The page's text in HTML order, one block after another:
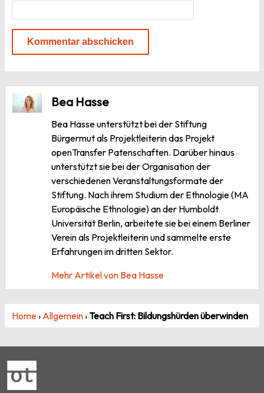
Bea Hasse
Bea Hasse unterstützt bei der Stiftung
Bürgermut als Projektleiterin das Projekt
openTransfer Patenschaften. Darüber hinaus
unterstützt sie bei der Organisation der
verschiedenen Veranstaltungsformate der
Stiftung. Nach ihrem Studium der Ethnologie (MA
Europäische Ethnologie) an der Humboldt
Universität Berlin, arbeitete sie bei einem Berliner
Verein als Projektleiterin und sammelte erste
Erfahrungen im dritten Sektor.
Mehr Artikel von Bea Hasse
Home› Allgemein›Teach First: Bildungshürden überwinden